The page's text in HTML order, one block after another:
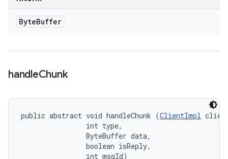
ByteBuffer
handleChunk
public abstract void handleChunk (ClientImpl
                int type,
                ByteBuffer data,
                boolean isReply,
                int msgId)